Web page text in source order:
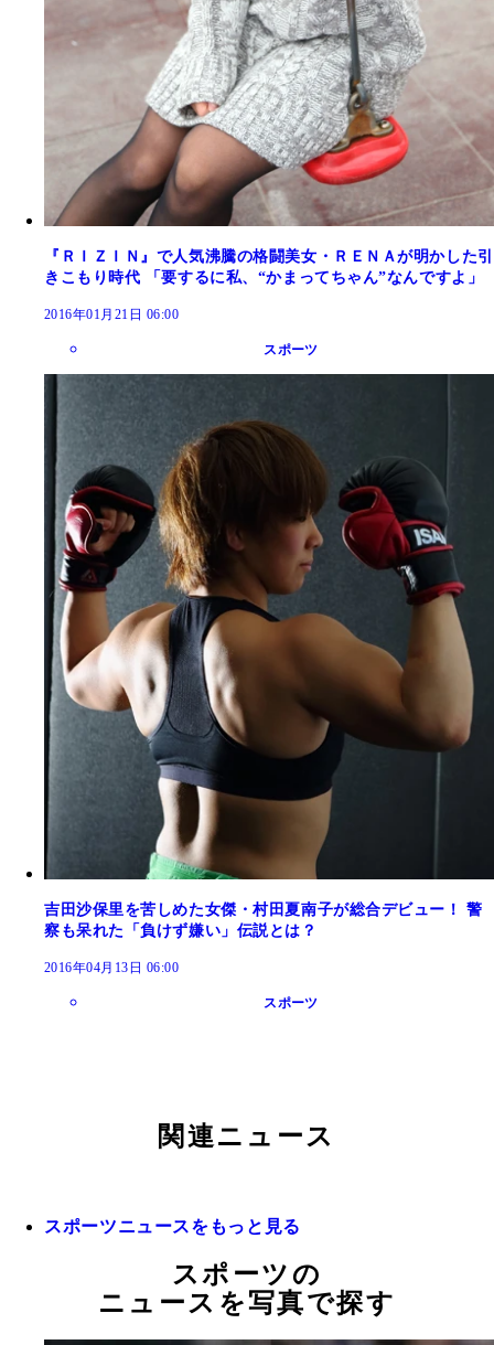
『ＲＩＺＩＮ』で人気沸騰の格闘美女・ＲＥＮＡが明かした引
きこもり時代 「要するに私、“かまってちゃん”なんですよ」
2016年01月21日 06:00
スポーツ
吉田沙保里を苦しめた女傑・村田夏南子が総合デビュー！ 警
察も呆れた「負けず嫌い」伝説とは？
2016年04月13日 06:00
スポーツ
関連ニュース
スポーツニュースをもっと見る
スポーツの
ニュースを写真で探す